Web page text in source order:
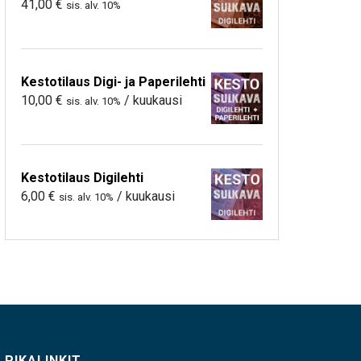
41,00 € sis. alv. 10%
Kestotilaus Digi- ja Paperilehti
10,00 € sis. alv. 10% / kuukausi
Kestotilaus Digilehti
6,00 € sis. alv. 10% / kuukausi